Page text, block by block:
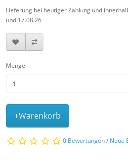
Lieferung bei heutiger Zahlung und
und 17.08.26
Menge
+Warenkorb
0 Bewertungen/ Neue